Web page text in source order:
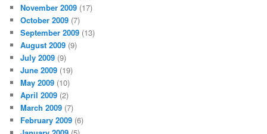
November 2009 (17)
October 2009 (7)
September 2009 (13)
August 2009 (9)
July 2009 (9)
June 2009 (19)
May 2009 (10)
April 2009 (2)
March 2009 (7)
February 2009 (6)